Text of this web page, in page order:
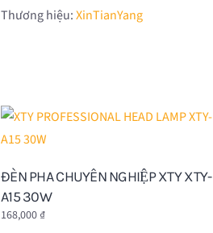
Thương hiệu:XinTianYang
ĐÈN PHA CHUYÊN NGHIỆP XTY XTY-
A15 30W
168,000 ₫